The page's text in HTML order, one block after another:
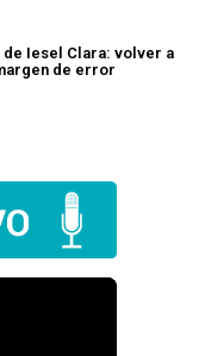
Iesel Clara: volver a
de error